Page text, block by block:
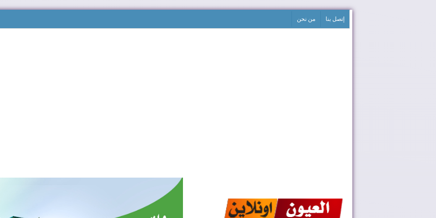
إتصل بنا من نحن